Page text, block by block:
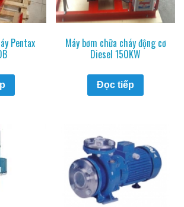
Pentax Máy bơm chữa cháy động cơ
Diesel 150KW
Đọc tiếp